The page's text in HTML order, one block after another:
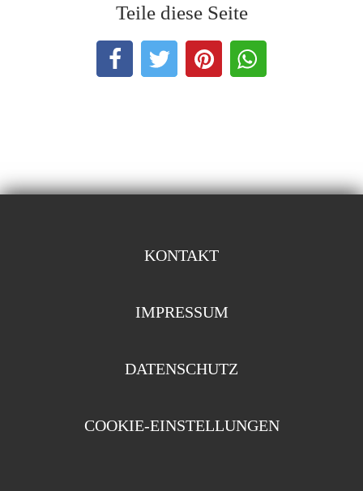
Teile diese Seite
KONTAKT
IMPRESSUM
DATENSCHUTZ
COOKIE-EINSTELLUNGEN